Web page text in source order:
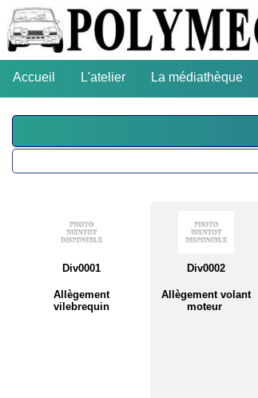
Accueil L'atelier La médiathèque
Div0001
Allègement
vilebrequin
Div0002
Allègement volant
moteur